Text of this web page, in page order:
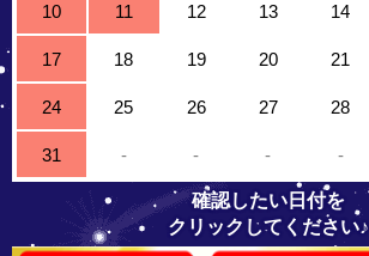
10 11 12 13 14
17 18 19 20 21
24 25 26 27 28
31 - - - -
確認したい日付を
クリックしてください♪